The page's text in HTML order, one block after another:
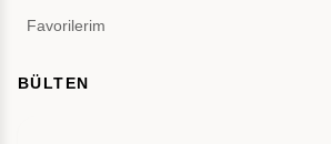
Favorilerim
BÜLTEN